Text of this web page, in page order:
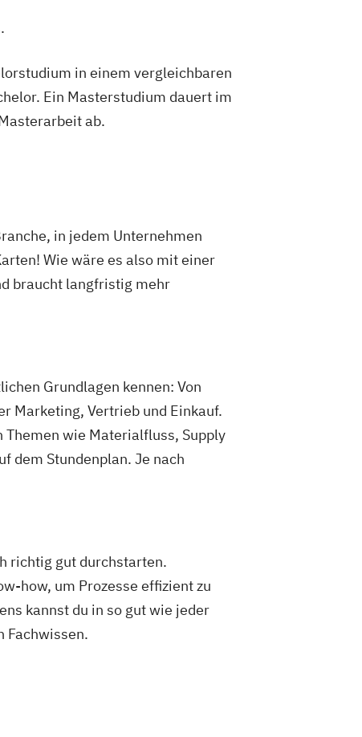
in einem vergleichbaren
Ein Masterstudium dauert im
ab.
in jedem Unternehmen
Wie wäre es also mit einer
braucht langfristig mehr
Grundlagen kennen: Von
Marketing, Vertrieb und Einkauf.
wie Materialfluss, Supply
dem Stundenplan. Je nach
richtig gut durchstarten.
how, um Prozesse effizient zu
kannst du in so gut wie jeder
Fachwissen.